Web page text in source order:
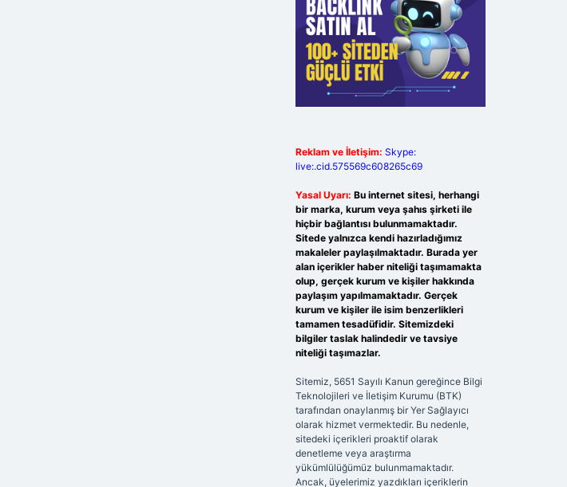
Reklam ve İletişim: Skype:
live:.cid.575569c608265c69
Yasal Uyarı: Bu internet sitesi, herhangi
bir marka, kurum veya şahıs şirketi ile
hiçbir bağlantısı bulunmamaktadır.
Sitede yalnızca kendi hazırladığımız
makaleler paylaşılmaktadır. Burada yer
alan içerikler haber niteliği taşımamakta
olup, gerçek kurum ve kişiler hakkında
paylaşım yapılmamaktadır. Gerçek
kurum ve kişiler ile isim benzerlikleri
tamamen tesadüfidir. Sitemizdeki
bilgiler taslak halindedir ve tavsiye
niteliği taşımazlar.
Sitemiz, 5651 Sayılı Kanun gereğince Bilgi
Teknolojileri ve İletişim Kurumu (BTK)
tarafından onaylanmış bir Yer Sağlayıcı
olarak hizmet vermektedir. Bu nedenle,
sitedeki içerikleri proaktif olarak
denetleme veya araştırma
yükümlülüğümüz bulunmamaktadır.
Ancak, üyelerimiz yazdıkları içeriklerin